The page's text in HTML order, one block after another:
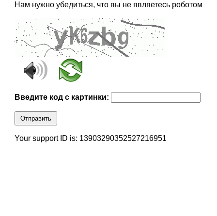
Нам нужно убедиться, что вы не являетесь роботом
Введите код с картинки:
Отправить
Your support ID is: 13903290352527216951